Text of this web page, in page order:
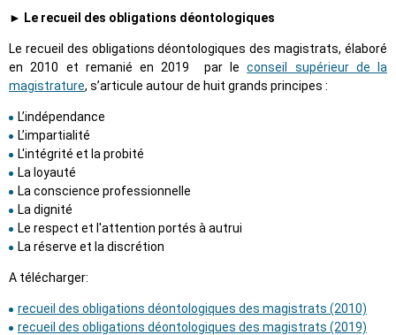
► Le recueil des obligations déontologiques
Le recueil des obligations déontologiques des magistrats, élaboré
en 2010 et remanié en 2019 par leconseil supérieur de la
magistrature, s’articule autour de huit grands principes :
L’indépendance
L’impartialité
L'intégrité et la probité
La loyauté
La conscience professionnelle
La dignité
Le respect et l'attention portés à autrui
La réserve et la discrétion
A télécharger:
recueil des obligations déontologiques des magistrats (2010)
recueil des obligations déontologiques des magistrats (2019)